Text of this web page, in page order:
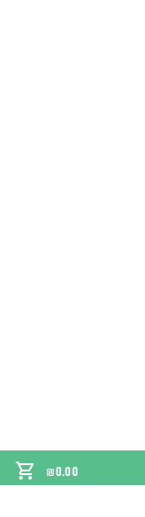
₪0.00